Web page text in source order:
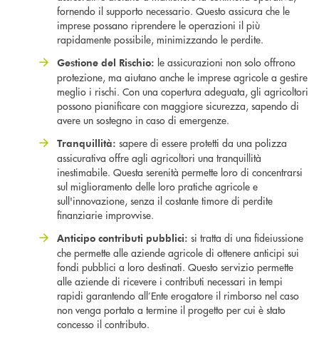
fornendo il supporto necessario. Questo assicura che le
imprese possano riprendere le operazioni il più
rapidamente possibile, minimizzando le perdite.
Gestione del Rischio: le assicurazioni non solo offrono
protezione, ma aiutano anche le imprese agricole a gestire
meglio i rischi. Con una copertura adeguata, gli agricoltori
possono pianificare con maggiore sicurezza, sapendo di
avere un sostegno in caso di emergenze.
Tranquillità: sapere di essere protetti da una polizza
assicurativa offre agli agricoltori una tranquillità
inestimabile. Questa serenità permette loro di concentrarsi
sul miglioramento delle loro pratiche agricole e
sull'innovazione, senza il costante timore di perdite
finanziarie improvvise.
Anticipo contributi pubblici: si tratta di una fideiussione
che permette alle aziende agricole di ottenere anticipi sui
fondi pubblici a loro destinati. Questo servizio permette
alle aziende di ricevere i contributi necessari in tempi
rapidi garantendo all’Ente erogatore il rimborso nel caso
non venga portato a termine il progetto per cui è stato
concesso il contributo.